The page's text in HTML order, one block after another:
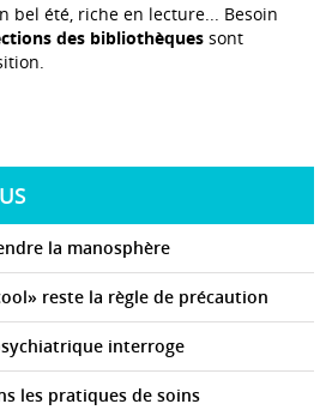
bel été, riche en lecture... Besoin
des bibliothèques sont
la manosphère
reste la règle de précaution
interroge
les pratiques de soins